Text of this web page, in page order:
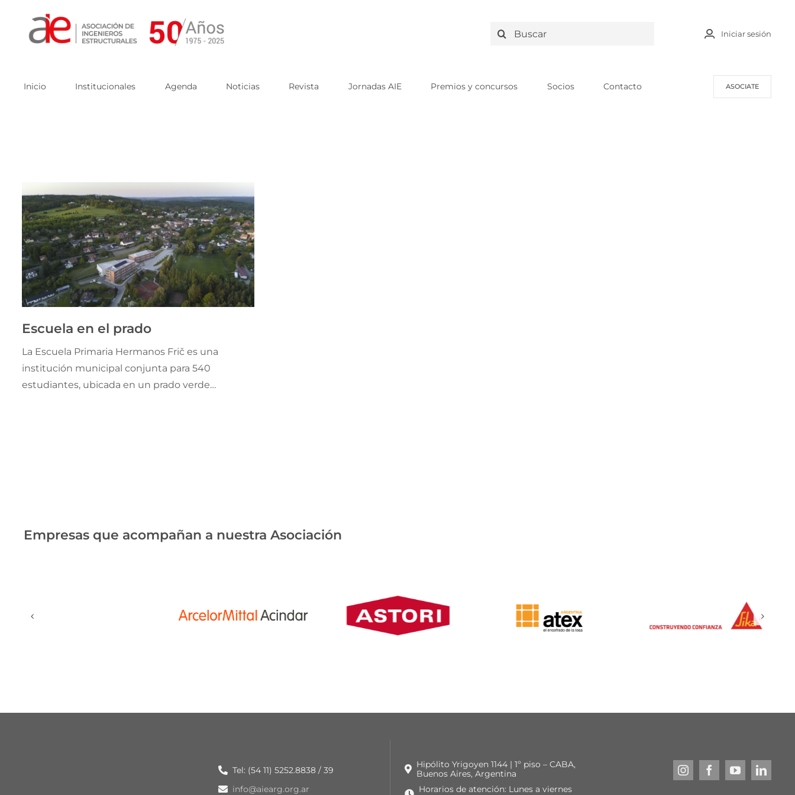
content
Search
Iniciar sesión
Inicio Institucionales Agenda Noticias Revista Jornadas AIE Premios y concursos Socios Contacto ASOCIATE
Escuela en el prado
La Escuela Primaria Hermanos Frič es una
institución municipal conjunta para 540
estudiantes, ubicada en un prado verde
Empresas que acompañan a nuestra Asociación
Tel: (54 11) 5252.8838 / 39
info@aiearg.org.ar
Hipólito Yrigoyen 1144 | 1º piso – CABA,
Buenos Aires, Argentina
Horarios de atención: Lunes a viernes